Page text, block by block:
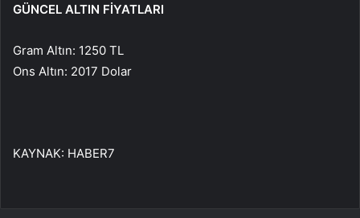
GÜNCEL ALTIN ​​FİYATLARI
Gram Altın: 1250 TL
Ons Altın: 2017 Dolar
KAYNAK: HABER7